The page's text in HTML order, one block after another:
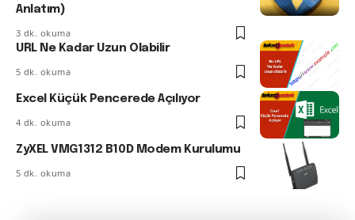
Anlatım)
3 dk. okuma
URL Ne Kadar Uzun Olabilir
5 dk. okuma
Excel Küçük Pencerede Açılıyor
4 dk. okuma
ZyXEL VMG1312 B10D Modem Kurulumu
5 dk. okuma